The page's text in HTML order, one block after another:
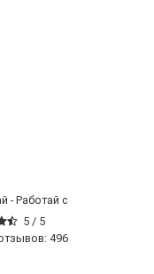
- Работай с
5 / 5
496